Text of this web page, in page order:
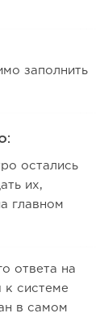
заполнить
остались
их,
главном
ответа на
к системе
в самом